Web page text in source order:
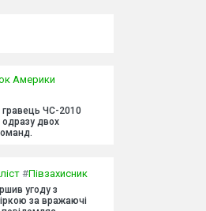
Америки
гравець ЧС-2010
одразу двох
#Півзахисник
угоду з
за вражаючі